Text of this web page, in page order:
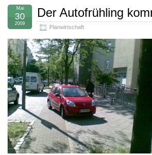
Der Autofrühling
Planwirtschaft
Mai
30
2009